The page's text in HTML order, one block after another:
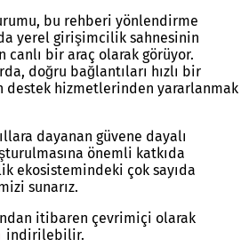
bu rehberi yönlendirme
yerel girişimcilik sahnesinin
bir araç olarak görüyor.
doğru bağlantıları hızlı bir
destek hizmetlerinden yararlanmak
dayanan güvene dayalı
önemli katkıda
ekosistemindeki çok sayıda
sunarız.
itibaren çevrimiçi olarak
(Yeni
indirilebilir.